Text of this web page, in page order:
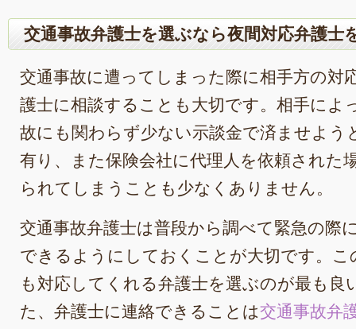
交通事故弁護士を選ぶなら夜間対応弁護士
交通事故に遭ってしまった際に相手方の対
護士に相談することも大切です。相手によ
故にも関わらず少ない示談金で済ませよう
有り、また保険会社に代理人を依頼された
られてしまうことも少なくありません。
交通事故弁護士は普段から調べて緊急の際
できるようにしておくことが大切です。こ
も対応してくれる弁護士を選ぶのが最も良
た、弁護士に連絡できることは交通事故弁